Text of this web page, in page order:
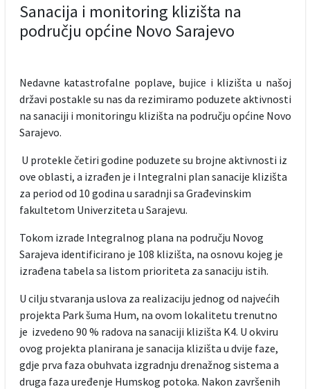
Sanacija i monitoring klizišta na
području općine Novo Sarajevo
Nedavne katastrofalne poplave, bujice i klizišta u našoj
državi postakle su nas da rezimiramo poduzete aktivnosti
na sanaciji i monitoringu klizišta na području općine Novo
Sarajevo.
U protekle četiri godine poduzete su brojne aktivnosti iz
ove oblasti, a izrađen je i Integralni plan sanacije klizišta
za period od 10 godina u saradnji sa Građevinskim
fakultetom Univerziteta u Sarajevu.
Tokom izrade Integralnog plana na području Novog
Sarajeva identificirano je 108 klizišta, na osnovu kojeg je
izrađena tabela sa listom prioriteta za sanaciju istih.
U cilju stvaranja uslova za realizaciju jednog od najvećih
projekta Park šuma Hum, na ovom lokalitetu trenutno
je izvedeno 90 % radova na sanaciji klizišta K4. U okviru
ovog projekta planirana je sanacija klizišta u dvije faze,
gdje prva faza obuhvata izgradnju drenažnog sistema a
druga faza uređenje Humskog potoka. Nakon završenih